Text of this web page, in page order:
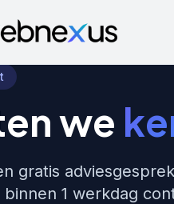
we
gratis
binnen 1 werkdag